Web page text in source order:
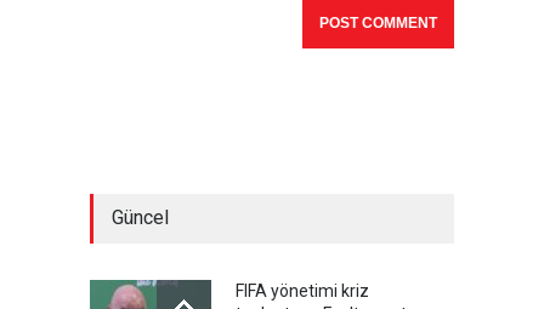
Güncel
FIFA yönetimi kriz